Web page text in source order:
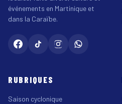
événements en Martinique et
dans la Caraïbe.
RUBRIQUES
Saison cyclonique